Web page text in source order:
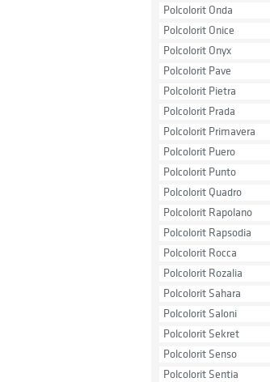
Polcolorit Onda
Polcolorit Onice
Polcolorit Onyx
Polcolorit Pave
Polcolorit Pietra
Polcolorit Prada
Polcolorit Primavera
Polcolorit Puero
Polcolorit Punto
Polcolorit Quadro
Polcolorit Rapolano
Polcolorit Rapsodia
Polcolorit Rocca
Polcolorit Rozalia
Polcolorit Sahara
Polcolorit Saloni
Polcolorit Sekret
Polcolorit Senso
Polcolorit Sentia